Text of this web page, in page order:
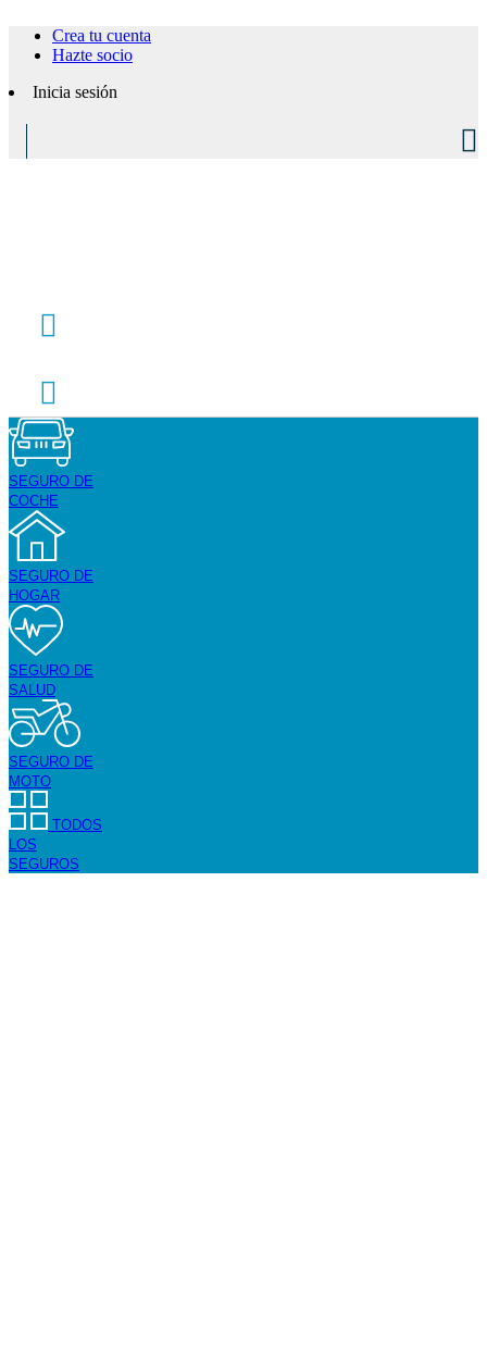
Crea tu cuenta
Hazte socio
Inicia sesión
SEGURO DE
COCHE
SEGURO DE
HOGAR
SEGURO DE
SALUD
SEGURO DE
MOTO
TODOS
LOS
SEGUROS